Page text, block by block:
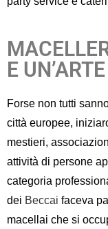
E UN’ARTE
Forse non tutti
città europee,
mestieri,
attività di persone
categoria
dei Beccai faceva
macellai che si